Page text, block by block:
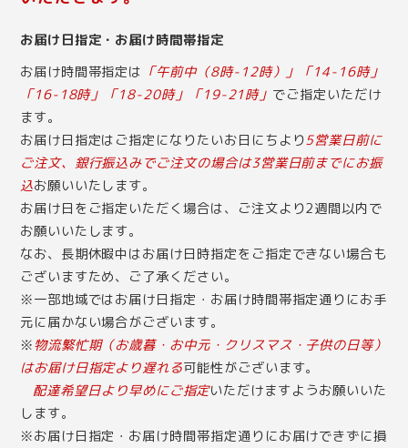
お届け日指定・お届け時間帯指定
お届け時間帯指定は 「午前中（8時-12時）」「14-16時」
「16-18時」「18-20時」「19-21時」 でご指定いただけ
ます。
お届け日指定はご指定になりたいお日にちより5営業日前に
ご注文、銀行振込みでご注文の場合は3営業日前までにお振
込お願いいたします。
お届け日をご指定いただく場合は、ご注文より2週間以内で
お願いいたします。
なお、長期休暇中はお届け日時指定をご指定できない場合も
ございますため、ご了承ください。
※一部地域ではお届け日指定・お届け時間帯指定通りにお手
元に届かない場合がございます。
※物流繁忙期（お歳暮・お中元・クリスマス・子供の日等）
はお届け日指定より遅れる可能性がございます。
配達希望日より早めにご指定いただけますようお願いいた
します。
※お届け日指定・お届け時間帯指定通りにお届けできずに損